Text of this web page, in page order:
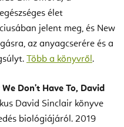
élet
jelent meg, és New
az anyagcserére és a
Több a könyvről.
Don't Have To, David
David Sinclair könyve
biológiájáról. 2019